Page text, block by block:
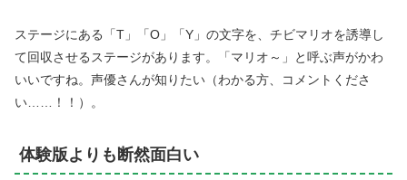
ステージにある「T」「O」「Y」の文字を、チビマリオを誘導し
て回収させるステージがあります。「マリオ～」と呼ぶ声がかわ
いいですね。声優さんが知りたい（わかる方、コメントくださ
い……！！）。
体験版よりも断然面白い